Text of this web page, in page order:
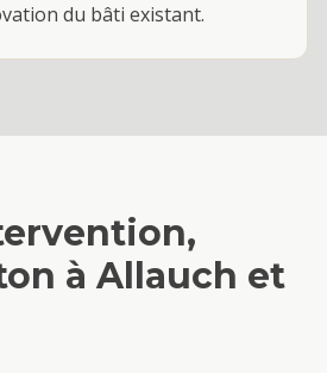
du bâti existant.
à Allauch et